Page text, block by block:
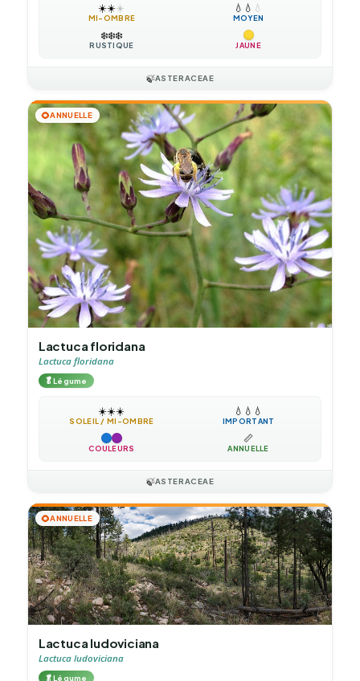
☀️☀️☀️
MI-OMBRE
💧 💧 💧
MOYEN
❄️❄️❄️
RUSTIQUE JAUNE
🍃ASTERACEAE
🌻ANNUELLE
Lactuca floridana
Lactuca floridana
🥬Légume
☀️☀️☀️
SOLEIL / MI-OMBRE
💧 💧 💧
IMPORTANT
COULEURS
📏
ANNUELLE
🍃ASTERACEAE
🌻ANNUELLE
Lactuca ludoviciana
Lactuca ludoviciana
🥬Légume